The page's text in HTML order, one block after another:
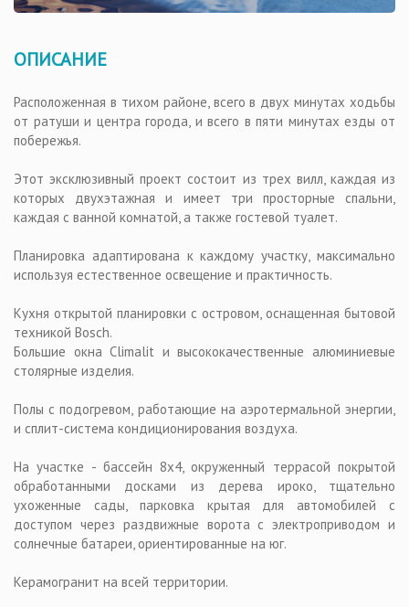
ОПИСАНИЕ
Расположенная в тихом районе, всего в двух минутах ходьбы
от ратуши и центра города, и всего в пяти минутах езды от
побережья.
Этот эксклюзивный проект состоит из трех вилл, каждая из
которых двухэтажная и имеет три просторные спальни,
каждая с ванной комнатой, а также гостевой туалет.
Планировка адаптирована к каждому участку, максимально
используя естественное освещение и практичность.
Кухня открытой планировки с островом, оснащенная бытовой
техникой Bosch.
Большие окна Climalit и высококачественные алюминиевые
столярные изделия.
Полы с подогревом, работающие на аэротермальной энергии,
и сплит-система кондиционирования воздуха.
На участке - бассейн 8x4, окруженный террасой покрытой
обработанными досками из дерева ироко, тщательно
ухоженные сады, парковка крытая для автомобилей с
доступом через раздвижные ворота с электроприводом и
солнечные батареи, ориентированные на юг.
Керамогранит на всей территории.